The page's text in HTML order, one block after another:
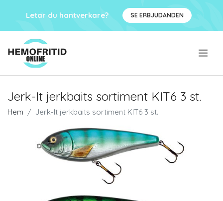
Letar du hantverkare? SE ERBJUDANDEN
Jerk-It jerkbaits sortiment KIT6 3 st.
Hem Jerk-It jerkbaits sortiment KIT6 3 st.